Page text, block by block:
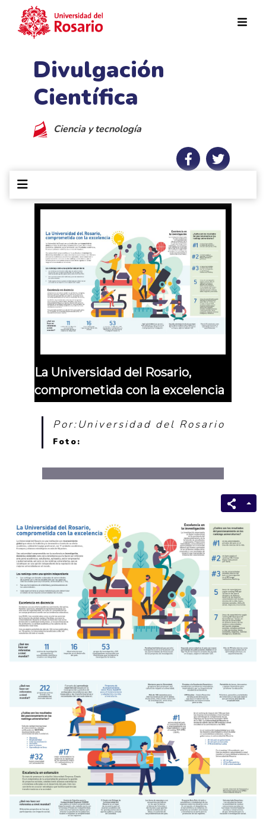
Divulgación
Científica
Ciencia y tecnología
La Universidad del Rosario,
comprometida con la excelencia
Por:Universidad del Rosario
Foto: